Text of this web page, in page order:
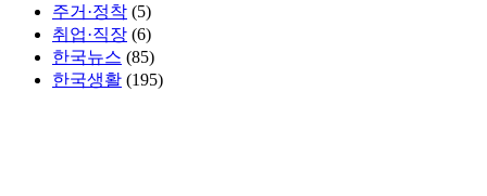
주거·정착 (5)
취업·직장 (6)
한국뉴스 (85)
한국생활 (195)